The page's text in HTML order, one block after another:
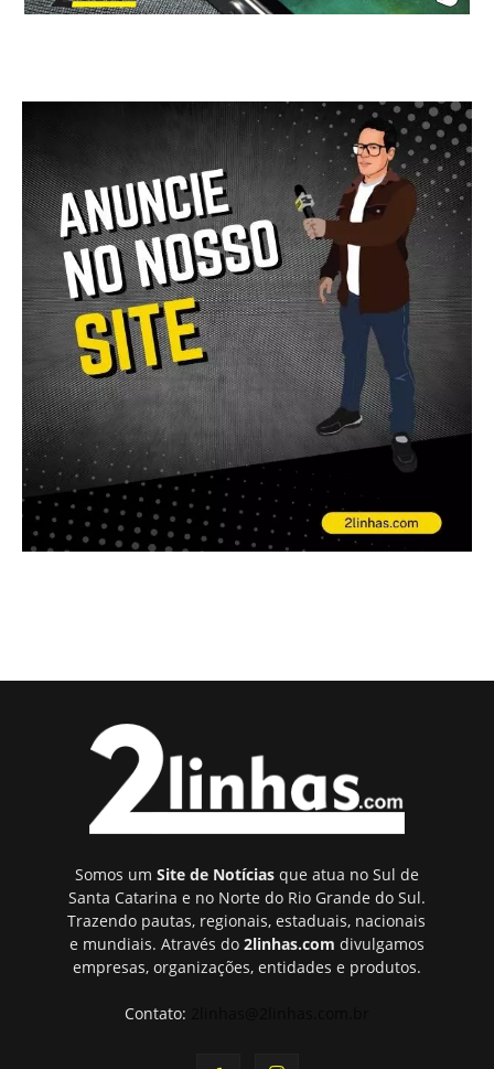
Somos um Site de Notíciasque atua no Sul de
Santa Catarina e no Norte do Rio Grande do Sul.
Trazendo pautas, regionais, estaduais, nacionais
e mundiais. Através do 2linhas.com divulgamos
empresas, organizações, entidades e produtos.
Contato: